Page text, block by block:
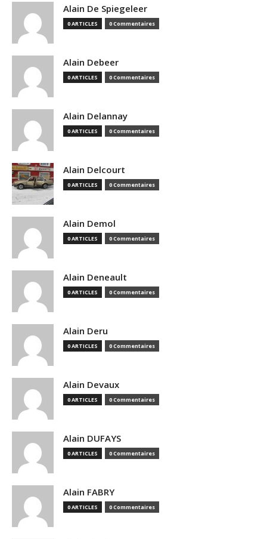
Alain De Spiegeleer
0 ARTICLES 0 Commentaires
Alain Debeer
0 ARTICLES 0 Commentaires
Alain Delannay
0 ARTICLES 0 Commentaires
Alain Delcourt
0 ARTICLES 0 Commentaires
Alain Demol
0 ARTICLES 0 Commentaires
Alain Deneault
0 ARTICLES 0 Commentaires
Alain Deru
0 ARTICLES 0 Commentaires
Alain Devaux
0 ARTICLES 0 Commentaires
Alain DUFAYS
0 ARTICLES 0 Commentaires
Alain FABRY
0 ARTICLES 0 Commentaires